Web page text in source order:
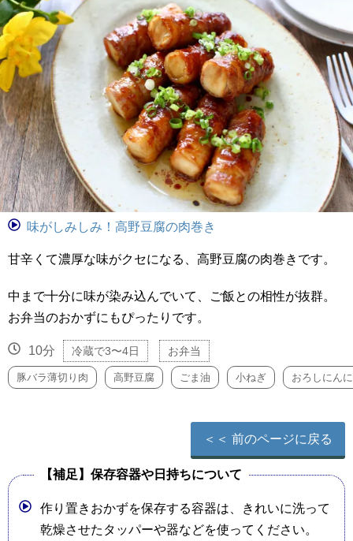
味がしみしみ！高野豆腐の肉巻き
甘辛くて濃厚な味がクセになる、高野豆腐の肉巻きです。
中まで十分に味が染み込んでいて、ご飯との相性が抜群。
お弁当のおかずにもぴったりです。
10分 冷蔵で3〜4日 お弁当
豚バラ薄切り肉 高野豆腐 ごま油 小ねぎ おろしにん
＜＜ 前のページに戻る
【補足】保存容器や日持ちについて
作り置きおかずを保存する容器は、きれいに洗って
乾燥させたタッパーや器などを使ってください。